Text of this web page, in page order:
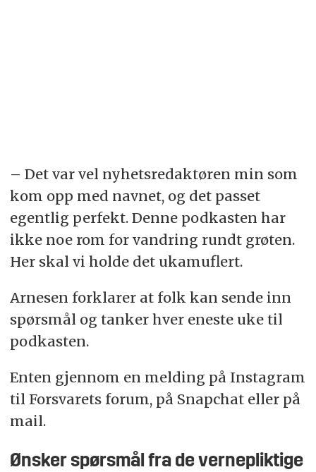
– Det var vel nyhetsredaktøren min som
kom opp med navnet, og det passet
egentlig perfekt. Denne podkasten har
ikke noe rom for vandring rundt grøten.
Her skal vi holde det ukamuflert.
Arnesen forklarer at folk kan sende inn
spørsmål og tanker hver eneste uke til
podkasten.
Enten gjennom en melding på Instagram
til Forsvarets forum, på Snapchat eller på
mail.
Ønsker spørsmål fra de vernepliktige